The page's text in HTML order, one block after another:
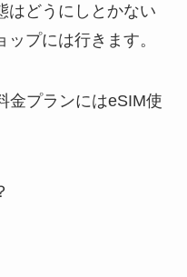
はどうにしとかない
プには行きます。
金プランにはeSIM使